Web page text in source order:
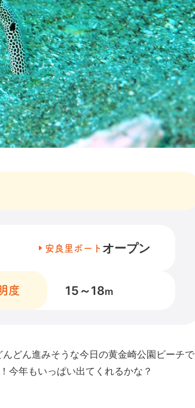
安良里ボート オープン
度 15～18m
どん進みそうな今日の黄金崎公園ビーチで
今年もいっぱい出てくれるかな？